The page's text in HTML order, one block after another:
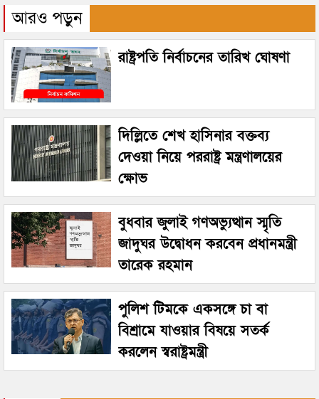
আরও পড়ুন
রাষ্ট্রপতি নির্বাচনের তারিখ ঘোষণা
দিল্লিতে শেখ হাসিনার বক্তব্য
দেওয়া নিয়ে পররাষ্ট্র মন্ত্রণালয়ের
ক্ষোভ
বুধবার জুলাই গণঅভ্যুত্থান স্মৃতি
জাদুঘর উদ্বোধন করবেন প্রধানমন্ত্রী
তারেক রহমান
পুলিশ টিমকে একসঙ্গে চা বা
বিশ্রামে যাওয়ার বিষয়ে সতর্ক
করলেন স্বরাষ্ট্রমন্ত্রী